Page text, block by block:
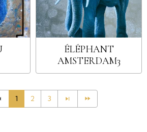
ÉLÉPHANT
AMSTERDAM3
1 2 3